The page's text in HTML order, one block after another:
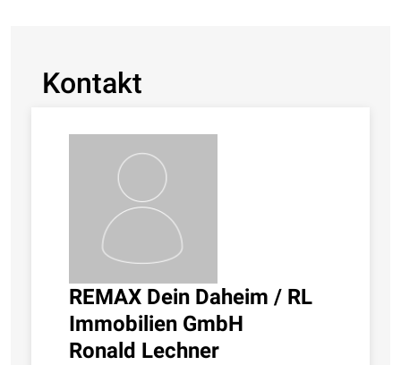
Kontakt
REMAX Dein Daheim / RL
Immobilien GmbH
Ronald Lechner